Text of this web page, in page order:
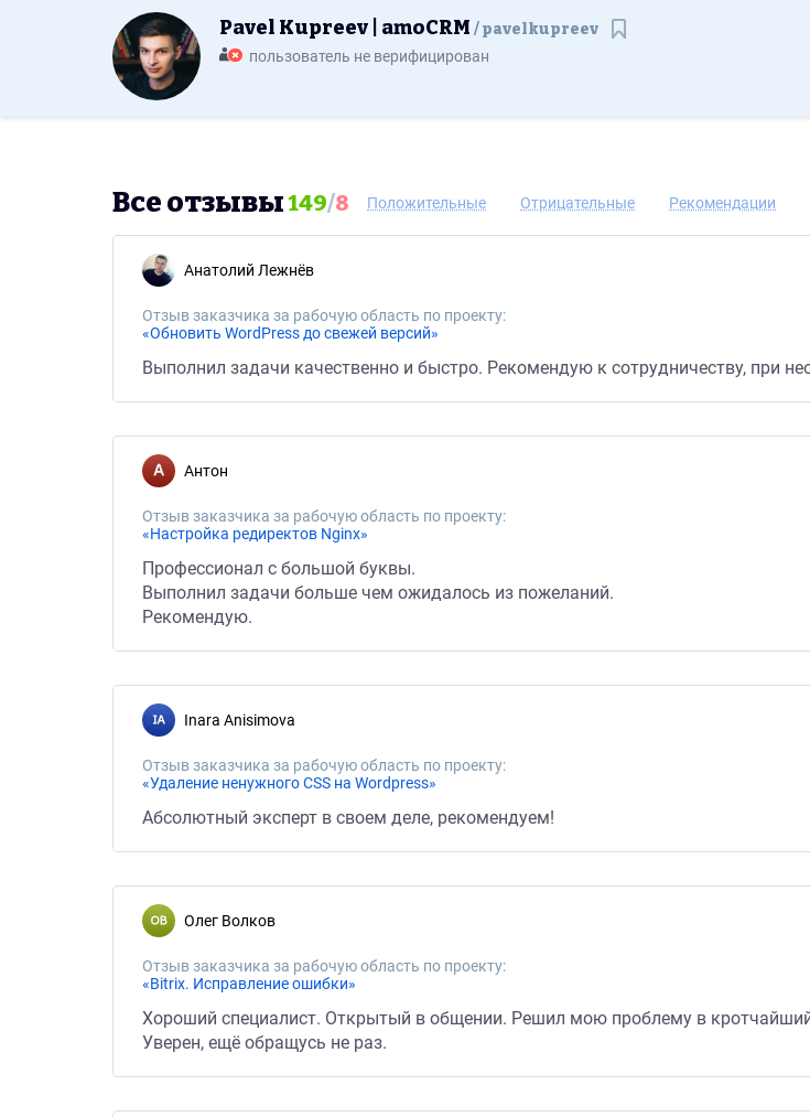
Pavel Kupreev | amoCRM
Pavel Kupreev | amoCRM pavelkupreev
пользователь не верифицирован
Все отзывы149/8 Положительные Отрицательные Рекомендации
Анатолий Лежнёв
Отзыв заказчика за рабочую область по проекту:
«Обновить WordPress до свежей версий»
Выполнил задачи качественно и быстро. Рекомендую к сотрудничеству, при
Антон
Отзыв заказчика за рабочую область по проекту:
«Настройка редиректов Nginx»
Профессионал с большой буквы.
Выполнил задачи больше чем ожидалось из пожеланий.
Рекомендую.
Inara Anisimova
Отзыв заказчика за рабочую область по проекту:
«Удаление ненужного CSS на Wordpress»
Абсолютный эксперт в своем деле, рекомендуем!
Олег Волков
Отзыв заказчика за рабочую область по проекту:
«Bitrix. Исправление ошибки»
Хороший специалист. Открытый в общении. Решил мою проблему в
Уверен, ещё обращусь не раз.